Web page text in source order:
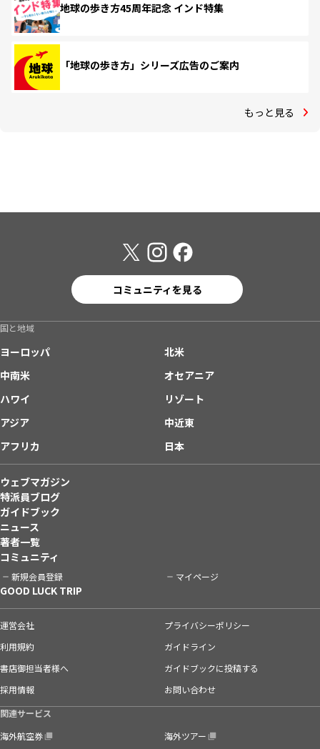
地球の歩き方45周年記念 インド特集
「地球の歩き方」シリーズ広告のご案内
もっと見る
コミュニティを見る
国と地域
ヨーロッパ
北米
中南米
オセアニア
ハワイ
リゾート
アジア
中近東
アフリカ
日本
ウェブマガジン
特派員ブログ
ガイドブック
ニュース
著者一覧
コミュニティ
新規会員登録 マイページ
GOOD LUCK TRIP
運営会社
プライバシーポリシー
利用規約
ガイドライン
書店御担当者様へ
ガイドブックに投稿する
採用情報
お問い合わせ
関連サービス
海外航空券
海外ツアー